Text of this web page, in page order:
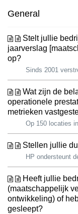
General
Stelt jullie
jaarverslag
op?
Wat zijn de
operationele
metrieken
Stellen jullie
Heeft jullie
(maatschappelijk
ontwikkeling) of
gesleept?